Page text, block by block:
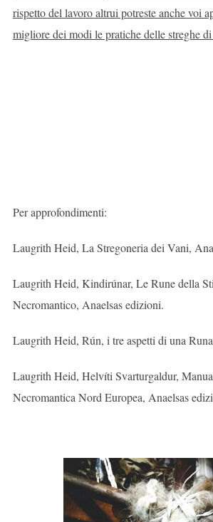
rispetto del lavoro altrui potreste anche voi
migliore dei modi le pratiche delle streghe di
Per approfondimenti:
Laugrith Heid, La Stregoneria dei Vani,
Laugrith Heid, Kindirúnar, Le Rune della
Necromantico, Anaelsas edizioni.
Laugrith Heid, Rún, i tre aspetti di una
Laugrith Heid, Helvíti Svarturgaldur,
Necromantica Nord Europea, Anaelsas